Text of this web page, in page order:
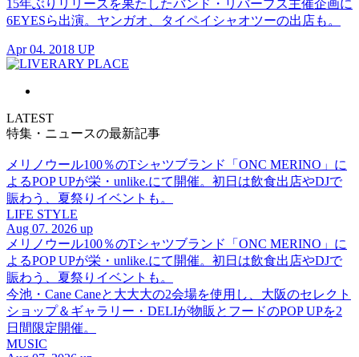
15年ぶりリリースを果たしたバンド・リバーブス主催企画に
6EYESら出演。ヤンガオ、タイペイシャオツーの出店も。
Apr 04. 2018 UP
LATEST
特集・ニュースの最新記事
メリノウール100％のTシャツブランド「ONC MERINO」に
よるPOP UPが栄・unlike.にて開催。初日は飲食出店やDJで
賑わう、夏祭りイベントも。
LIFE STYLE
Aug 07. 2026 up
メリノウール100％のTシャツブランド「ONC MERINO」に
よるPOP UPが栄・unlike.にて開催。初日は飲食出店やDJで
賑わう、夏祭りイベントも。
今池・Cane Caneと大大大の2会場を使用し、大阪のセレクト
ショップ＆ギャラリー・DELIが物販とフードのPOP UPを2
日間限定開催。
MUSIC